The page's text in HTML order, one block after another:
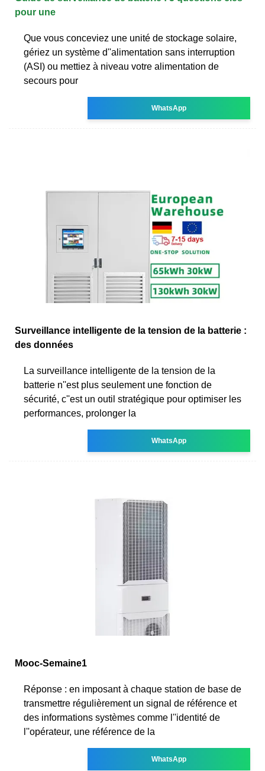
pour une
Que vous conceviez une unité de stockage solaire,
gériez un système d''alimentation sans interruption
(ASI) ou mettiez à niveau votre alimentation de
secours pour
WhatsApp
Surveillance intelligente de la tension de la batterie :
des données
La surveillance intelligente de la tension de la
batterie n''est plus seulement une fonction de
sécurité, c''est un outil stratégique pour optimiser les
performances, prolonger la
WhatsApp
Mooc-Semaine1
Réponse : en imposant à chaque station de base de
transmettre régulièrement un signal de référence et
des informations systèmes comme l''identité de
l''opérateur, une référence de la
WhatsApp